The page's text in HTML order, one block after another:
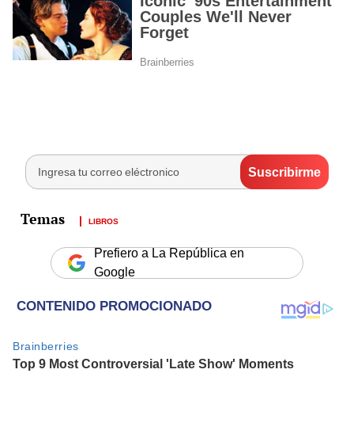
LIBROS
Prefiero a La República en
Google